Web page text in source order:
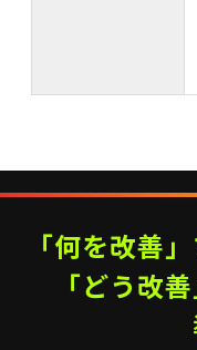
「何を改善
「どう改